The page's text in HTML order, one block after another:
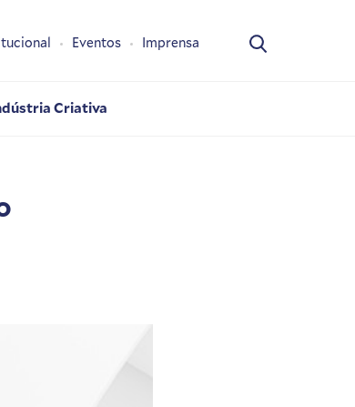
Criativa
Eventos Imprensa